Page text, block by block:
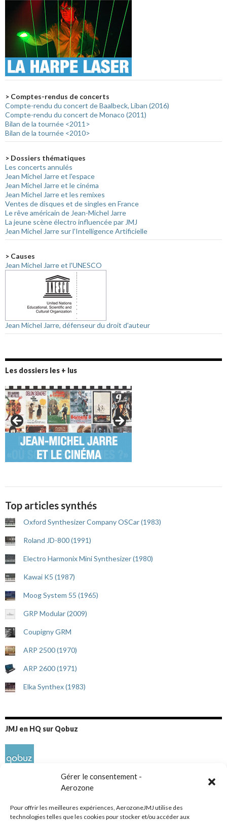
Gérer le consentement -
Aerozone
Pour offrir les meilleures expériences, AerozoneJMJ utilise des
technologies telles que les cookies pour stocker et/ou accéder aux
> Comptes-rendus de concerts
Compte-rendu du concert de Baalbeck, Liban (2016)
Compte-rendu du concert de Monaco (2011)
Bilan de la tournée <2011>
Bilan de la tournée <2010>
> Dossiers thématiques
Les concerts annulés
Jean Michel Jarre et l'espace
Jean Michel Jarre et le cinéma
Jean Michel Jarre et les remixes
Ventes de disques et de singles en France
Le rêve américain de Jean-Michel Jarre
La jeune scène électro influencée par JMJ
Jean Michel Jarre sur l'Intelligence Artificielle
> Causes
Jean Michel Jarre et l'UNESCO
Jean Michel Jarre, défenseur du droit d'auteur
Les dossiers les + lus
Top articles synthés
Oxford Synthesizer Company OSCar (1983)
Roland JD-800 (1991)
Electro Harmonix Mini Synthesizer (1980)
Kawai K5 (1987)
Moog System 55 (1965)
GRP Modular (2009)
Coupigny GRM
ARP 2500 (1970)
ARP 2600 (1971)
Elka Synthex (1983)
JMJ en HQ sur Qobuz